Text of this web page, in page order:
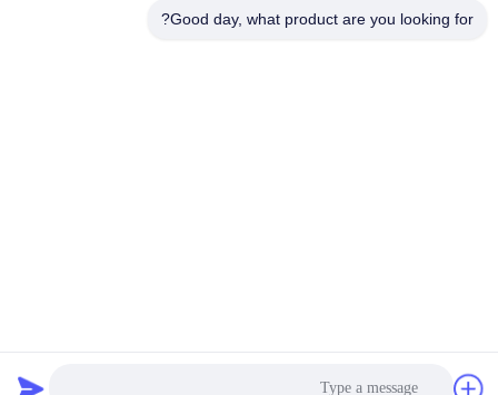
008613580404923
Good day, what product are you looking for?